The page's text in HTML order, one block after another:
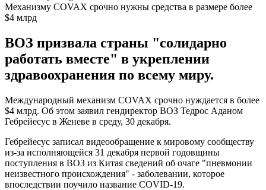
Механизму COVAX срочно нужны средства в размере более
$4 млрд
ВОЗ призвала страны "солидарно
работать вместе" в укреплении
здравоохранения по всему миру.
Международный механизм COVAX срочно нуждается в более
$4 млрд. Об этом заявил гендиректор ВОЗ Тедрос Аданом
Гебрейесус в Женеве в среду, 30 декабря.
Гебрейесус записал видеообращение к мировому сообществу
из-за исполняющейся 31 декабря первой годовщины
поступления в ВОЗ из Китая сведений об очаге "пневмонии
неизвестного происхождения" - заболевании, которое
впоследствии поучило название COVID-19.